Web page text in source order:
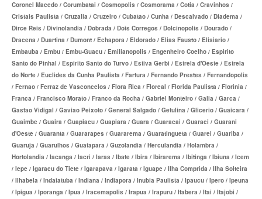
UNIHOSP PLANO DE SAÚDE EMPRESARIAL
UNIMED CENTRAL PLANO DE SAÚDE EMPRESARIAL
UNIMED GUARULHOS PLANO DE SAÚDE EMPRESARIAL
ÚNICA PLANO DE SAÚDE EMPRESARIAL
INTERCLINICAS PLANO DE SAÚDE INDIVIDUAL
KIPP PLANO DE SAÚDE INDIVIDUAL
MEDICAL HEALTH PLANO DE SAÚDE INDIVIDUAL
MED TOUR PLANO DE SAÚDE INDIVIDUAL
PLENA PLANO DE SAÚDE INDIVIDUAL
SANTA HELENA PLANO DE SAÚDE INDIVIDUAL
SANTARIS PLANO DE SAÚDE INDIVIDUAL
SÃO CRISTOVÃO PLANO DE SAÚDE INDIVIDUAL
Coronel Macedo / Corumbatai / Cosmopolis / Cosmorama / Cotia / Cravinhos /
Cristais Paulista / Cruzalia / Cruzeiro / Cubatao / Cunha / Descalvado / Diadema /
Dirce Reis / Divinolandia / Dobrada / Dois Corregos / Dolcinopolis / Dourado /
Dracena / Duartina / Dumont / Echapora / Eldorado / Elias Fausto / Elisiario /
Embauba / Embu / Embu-Guacu / Emilianopolis / Engenheiro Coelho / Espirito
Santo do Pinhal / Espirito Santo do Turvo / Estiva Gerbi / Estrela d'Oeste / Estrela
do Norte / Euclides da Cunha Paulista / Fartura / Fernando Prestes / Fernandopolis
/ Fernao / Ferraz de Vasconcelos / Flora Rica / Floreal / Florida Paulista / Florinia /
Franca / Francisco Morato / Franco da Rocha / Gabriel Monteiro / Galia / Garca /
Gastao Vidigal / Gaviao Peixoto / General Salgado / Getulina / Glicerio / Guaicara /
Guaimbe / Guaira / Guapiacu / Guapiara / Guara / Guaracai / Guaraci / Guarani
d'Oeste / Guaranta / Guararapes / Guararema / Guaratingueta / Guarei / Guariba /
Guaruja / Guarulhos / Guatapara / Guzolandia / Herculandia / Holambra /
Hortolandia / Iacanga / Iacri / Iaras / Ibate / Ibira / Ibirarema / Ibitinga / Ibiuna / Icem
/ Iepe / Igaracu do Tiete / Igarapava / Igarata / Iguape / Ilha Comprida / Ilha Solteira
/ Ilhabela / Indaiatuba / Indiana / Indiapora / Inubia Paulista / Ipaucu / Ipero / Ipeuna
/ Ipigua / Iporanga / Ipua / Iracemapolis / Irapua / Irapuru / Itabera / Itai / Itajobi /